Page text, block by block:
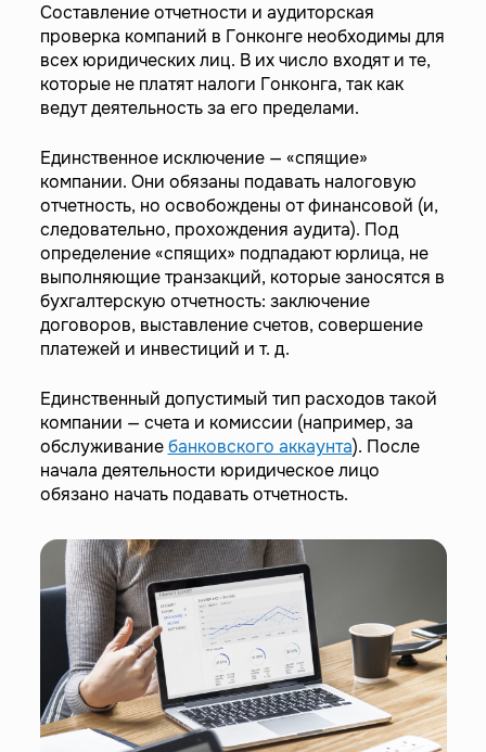
Составление отчетности и аудиторская
проверка компаний в Гонконге необходимы для
всех юридических лиц. В их число входят и те,
которые не платят налоги Гонконга, так как
ведут деятельность за его пределами.
Единственное исключение — «спящие»
компании. Они обязаны подавать налоговую
отчетность, но освобождены от финансовой (и,
следовательно, прохождения аудита). Под
определение «спящих» подпадают юрлица, не
выполняющие транзакций, которые заносятся в
бухгалтерскую отчетность: заключение
договоров, выставление счетов, совершение
платежей и инвестиций и т. д.
Единственный допустимый тип расходов такой
компании — счета и комиссии (например, за
обслуживаниебанковского аккаунта). После
начала деятельности юридическое лицо
обязано начать подавать отчетность.